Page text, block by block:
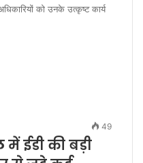
को उनके उत्कृष्ट कार्य
49
ईडी की बड़ी